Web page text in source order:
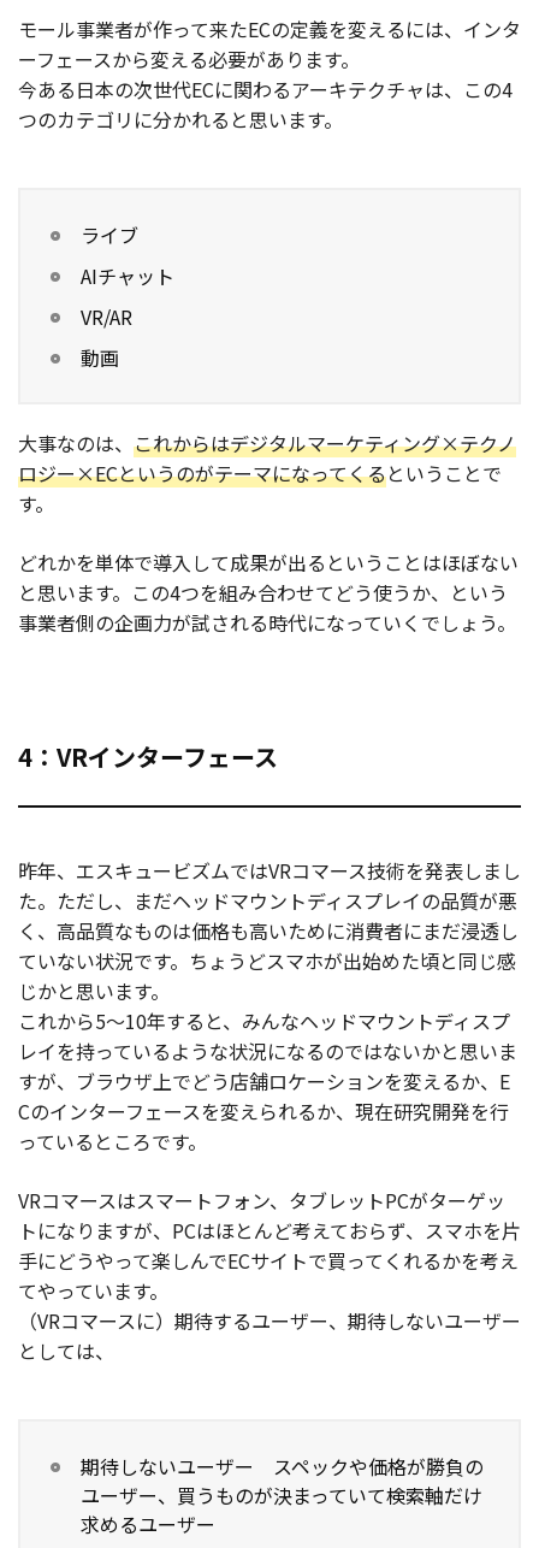
モール事業者が作って来たECの定義を変えるには、インタ
ーフェースから変える必要があります。
今ある日本の次世代ECに関わるアーキテクチャは、この4
つのカテゴリに分かれると思います。
ライブ
AIチャット
VR/AR
動画
大事なのは、 これからはデジタルマーケティング×テクノ
ロジー×ECというのがテーマになってくるということで
す。
どれかを単体で導入して成果が出るということはほぼない
と思います。この4つを組み合わせてどう使うか、という
事業者側の企画力が試される時代になっていくでしょう。
4：VRインターフェース
昨年、エスキュービズムではVRコマース技術を発表しまし
た。ただし、まだヘッドマウントディスプレイの品質が悪
く、高品質なものは価格も高いために消費者にまだ浸透し
ていない状況です。ちょうどスマホが出始めた頃と同じ感
じかと思います。
これから5～10年すると、みんなヘッドマウントディスプ
レイを持っているような状況になるのではないかと思いま
すが、ブラウザ上でどう店舗ロケーションを変えるか、E
Cのインターフェースを変えられるか、現在研究開発を行
っているところです。
VRコマースはスマートフォン、タブレットPCがターゲッ
トになりますが、PCはほとんど考えておらず、スマホを片
手にどうやって楽しんでECサイトで買ってくれるかを考え
てやっています。
（VRコマースに）期待するユーザー、期待しないユーザー
としては、
期待しないユーザー スペックや価格が勝負の
ユーザー、買うものが決まっていて検索軸だけ
求めるユーザー